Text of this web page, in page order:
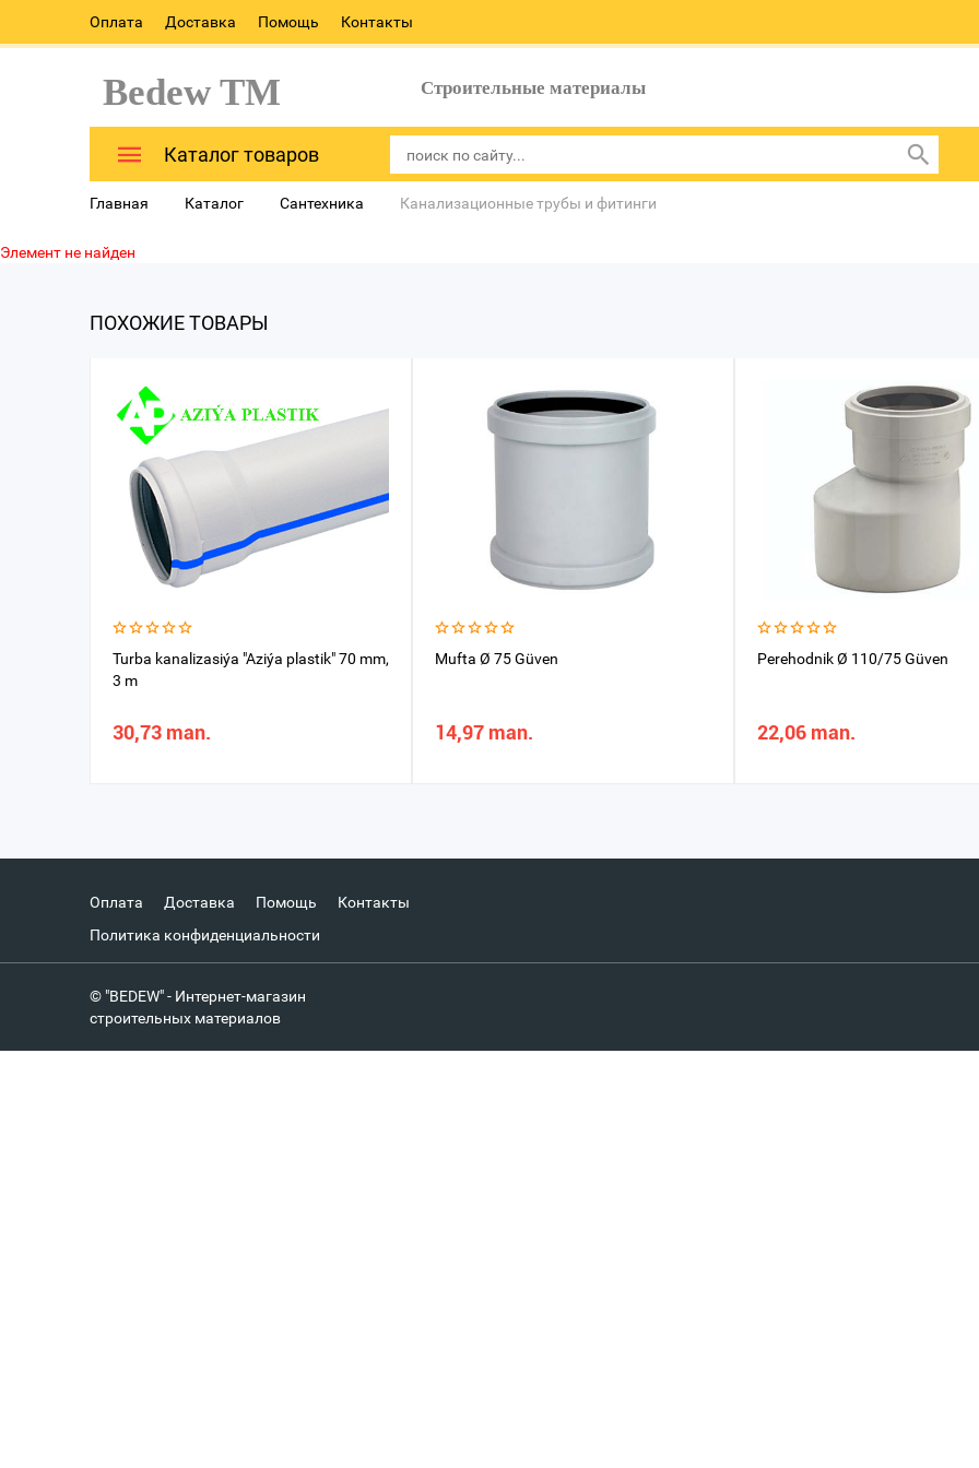
Оплата Доставка Помощь Контакты
Bedew TM Строительные материалы
Каталог товаров
Главная Каталог Сантехника Канализационные трубы и фитинги
Элемент не найден
ПОХОЖИЕ ТОВАРЫ
Turba kanalizasiýa "Aziýa plastik" 70 mm,
3 m
30,73 man.
Mufta Ø 75 Güven
14,97 man.
Perehodnik Ø 110/75 Güven
22,06 man.
Оплата Доставка Помощь
Контакты
Политика конфиденциальности
© "BEDEW" - Интернет-магазин
строительных материалов